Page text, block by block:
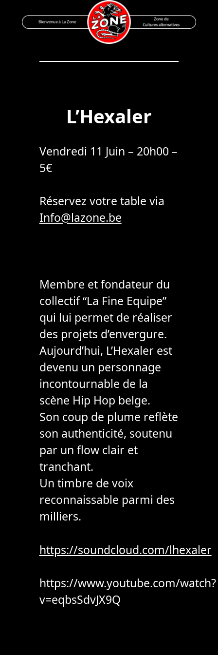
to
Bienvenue à La Zone
Zone de Cultures Alternatives
L’Hexaler
Vendredi 11 Juin – 20h00 –
5€
Réservez votre table via
Info@lazone.be
Membre et fondateur du
collectif “La Fine Equipe”
qui lui permet de réaliser
des projets d’envergure.
Aujourd’hui, L’Hexaler est
devenu un personnage
incontournable de la
scène Hip Hop belge.
Son coup de plume reflète
son authenticité, soutenu
par un flow clair et
tranchant.
Un timbre de voix
reconnaissable parmi des
milliers.
https://soundcloud.com/lhexaler
https://www.youtube.com/watch?
v=eqbsSdvJX9Q